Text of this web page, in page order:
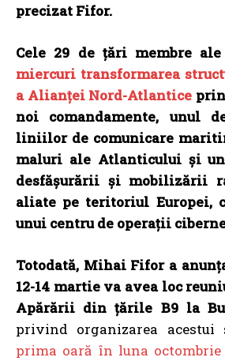
precizat Fifor.
Cele 29 de țări membre ale
miercuri transformarea
a Alianței Nord-Atlantice
noi comandamente, unul
liniilor de comunicare
maluri ale Atlanticului și
desfășurării și mobilizării
aliate pe teritoriul Europei,
unui centru de operații
Totodată, Mihai Fifor a
12-14 martie va avea loc
Apărării din țările B9 la
privind organizarea
prima oară în luna